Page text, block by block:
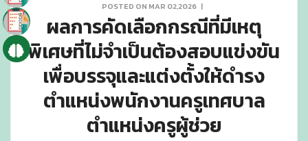
POSTED ON MAR 02,2026|
ผลการคัดเลือกกรณีที่มีเหตุ
พิเศษที่ไม่จำเป็นต้องสอบแข่งขัน
เพื่อบรรจุและแต่งตั้งให้ดำรง
ตำแหน่งพนักงานครูเทศบาล
ตำแหน่งครูผู้ช่วย